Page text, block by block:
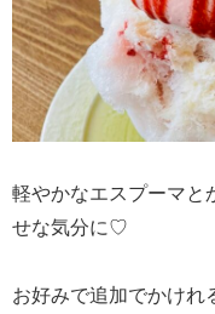
軽やかなエスプーマと
せな気分に♡
お好みで追加でかけれ